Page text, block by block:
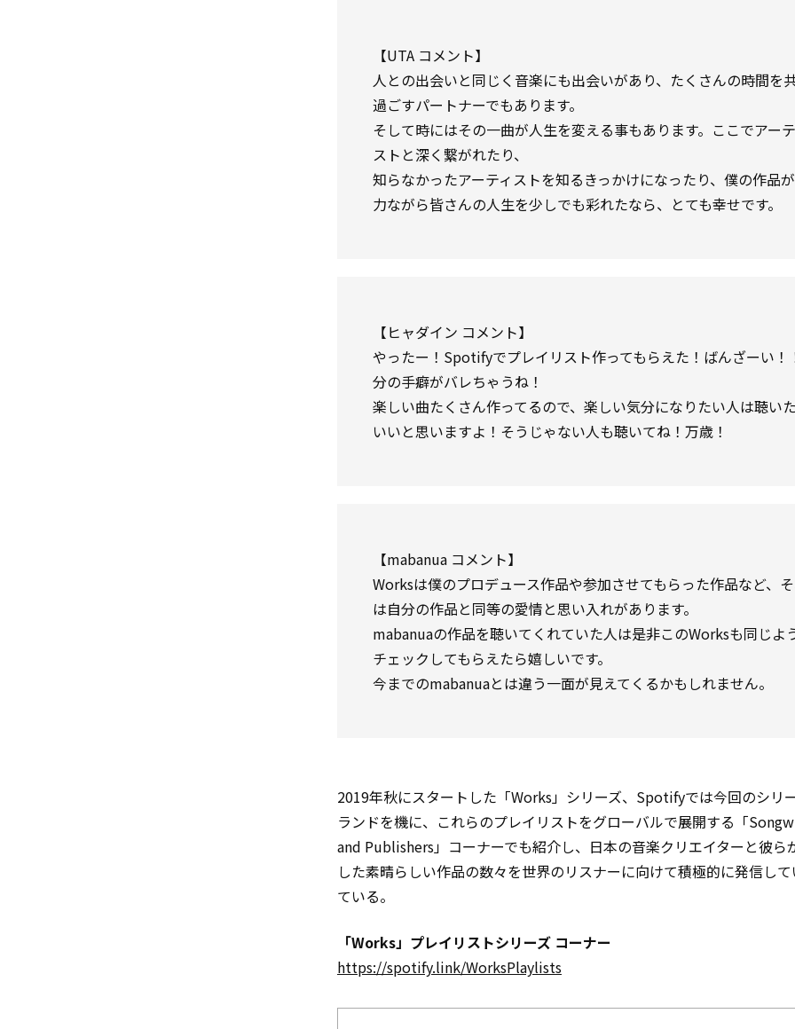
【UTA コメント】
人との出会いと同じく音楽にも出会いがあり、たくさんの時間を
過ごすパートナーでもあります。
そして時にはその一曲が人生を変える事もあります。ここでアー
ストと深く繋がれたり、
知らなかったアーティストを知るきっかけになったり、僕の作品
力ながら皆さんの人生を少しでも彩れたなら、とても幸せです。
【ヒャダイン コメント】
やったー！Spotifyでプレイリスト作ってもらえた！ばんざーい！
分の手癖がバレちゃうね！
楽しい曲たくさん作ってるので、楽しい気分になりたい人は聴い
いいと思いますよ！そうじゃない人も聴いてね！万歳！
【mabanua コメント】
Worksは僕のプロデュース作品や参加させてもらった作品など、
は自分の作品と同等の愛情と思い入れがあります。
mabanuaの作品を聴いてくれていた人は是非このWorksも同じよ
チェックしてもらえたら嬉しいです。
今までのmabanuaとは違う一面が見えてくるかもしれません。
2019年秋にスタートした「Works」シリーズ、Spotifyでは今回のシリ
ランドを機に、これらのプレイリストをグローバルで展開する「
and Publishers」コーナーでも紹介し、日本の音楽クリエイターと彼ら
した素晴らしい作品の数々を世界のリスナーに向けて積極的に発信して
ている。
「Works」プレイリストシリーズ コーナー
https://spotify.link/WorksPlaylists